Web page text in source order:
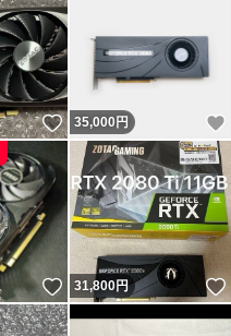
いいね！
35,000 円
いいね！
31,800円